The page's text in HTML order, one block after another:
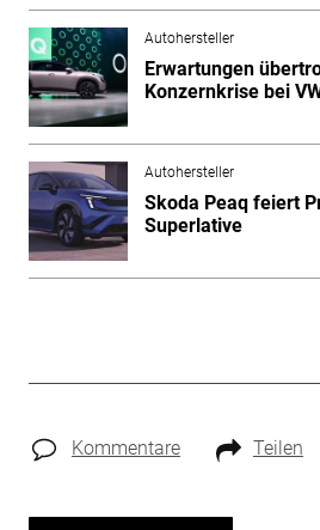
Autohersteller
Erwartungen
Konzernkrise bei
Autohersteller
Skoda Peaq feiert
Superlative
Kommentare Teilen